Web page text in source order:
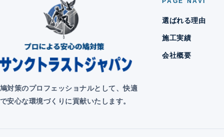
鳩対策のプロフェッショナルとして、快適
で安心な環境づくりに貢献いたします。
選ばれる理由
施工実績
会社概要